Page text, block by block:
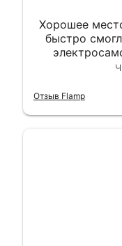
Хорошее
быстро
вышло
Отзыв Flamp